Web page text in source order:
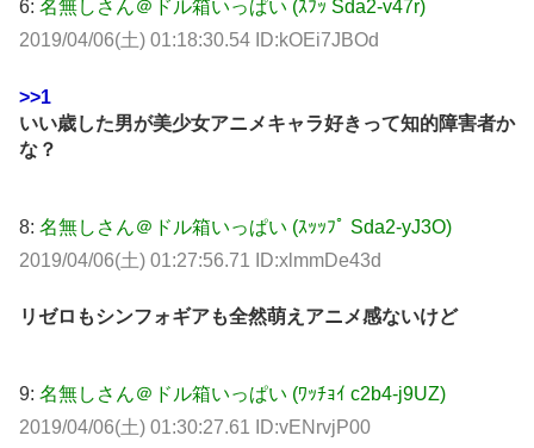
6: 名無しさん＠ドル箱いっぱい (ｽﾌｯ Sda2-v47r)
2019/04/06(土) 01:18:30.54 ID:kOEi7JBOd
>>1
いい歳した男が美少女アニメキャラ好きって知的障害者か
な？
8: 名無しさん＠ドル箱いっぱい (ｽｯｯﾌﾟ Sda2-yJ3O)
2019/04/06(土) 01:27:56.71 ID:xlmmDe43d
リゼロもシンフォギアも全然萌えアニメ感ないけど
9: 名無しさん＠ドル箱いっぱい (ﾜｯﾁｮｲ c2b4-j9UZ)
2019/04/06(土) 01:30:27.61 ID:vENrvjP00